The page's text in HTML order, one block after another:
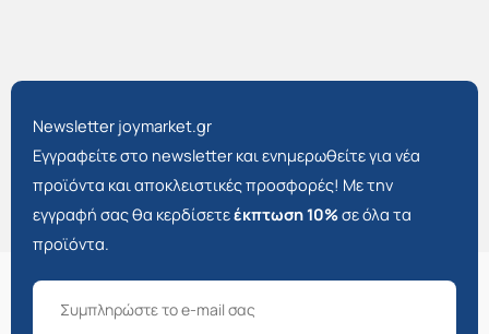
Newsletter joymarket.gr
Εγγραφείτε στο newsletter και ενημερωθείτε για νέα
προϊόντα και αποκλειστικές προσφορές! Με την
εγγραφή σας θα κερδίσετεέκπτωση 10%σε όλα τα
προϊόντα.